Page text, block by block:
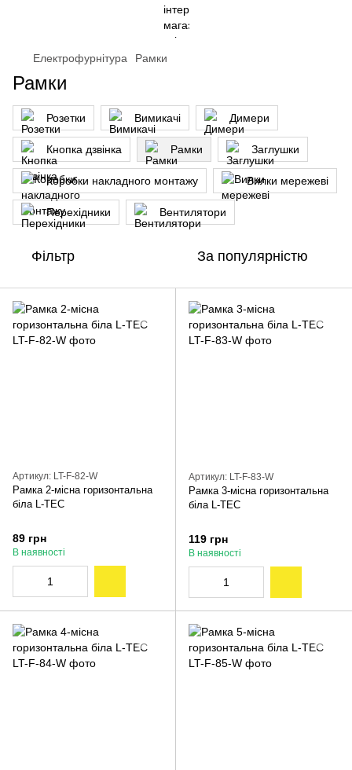
Електрофурнітура Рамки
Рамки
Розетки Вимикачі Димери
Кнопка дзвінка Рамки Заглушки
Коробки накладного монтажу Вилки мережеві
Перехідники Вентилятори
Фільтр За популярністю
Артикул: LT-F-82-W
Рамка 2-місна горизонтальна
біла L-TEC
89 грн
В наявності
Артикул: LT-F-83-W
Рамка 3-місна горизонтальна
біла L-TEC
119 грн
В наявності